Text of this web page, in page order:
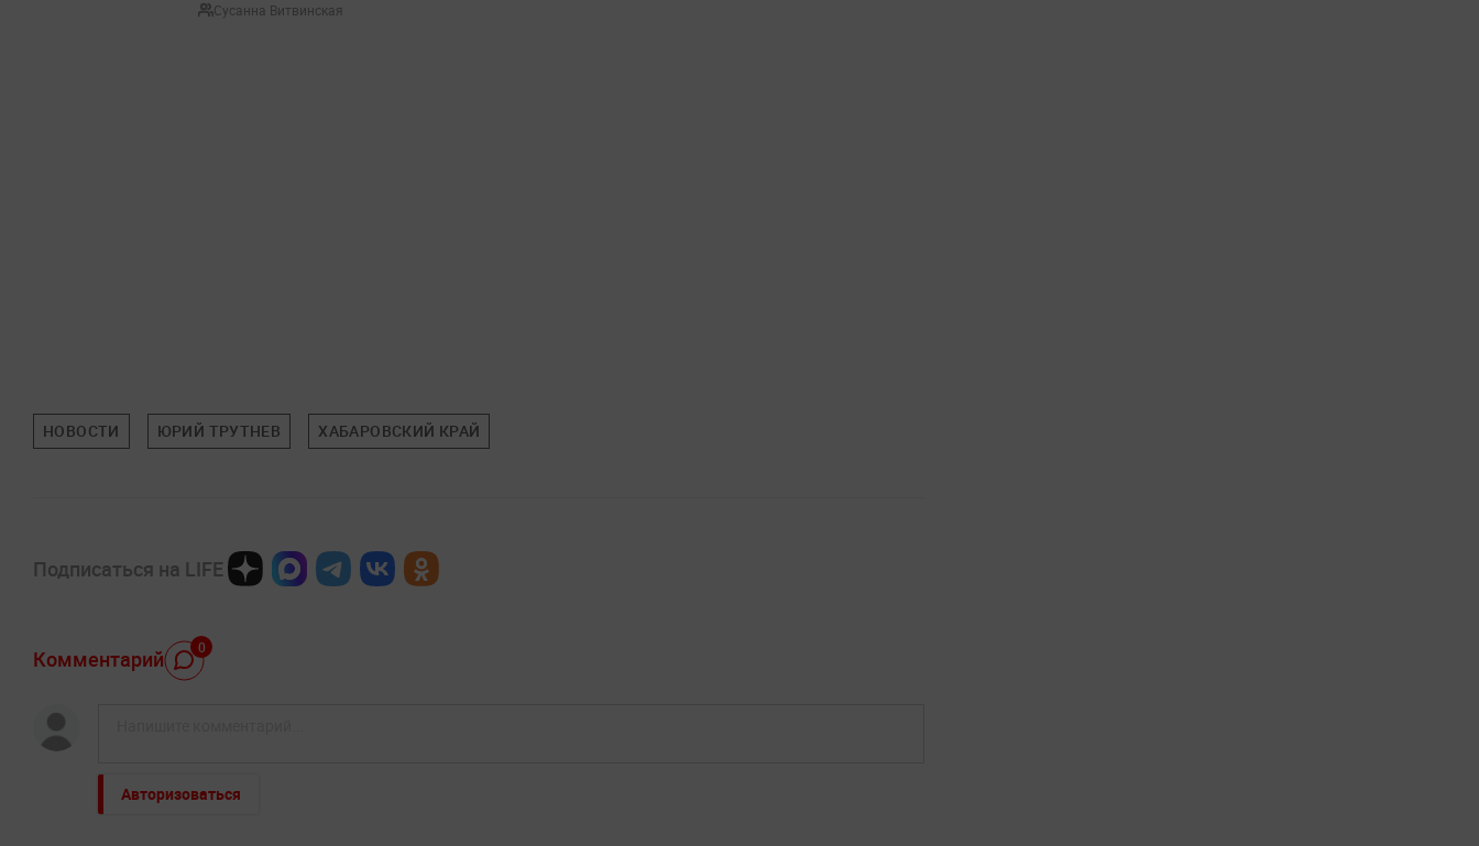
Сусанна Витвинская
НОВОСТИ ЮРИЙ ТРУТНЕВ ХАБАРОВСКИЙ КРАЙ
Подписаться на LIFE
Комментарий 0
Авторизоваться